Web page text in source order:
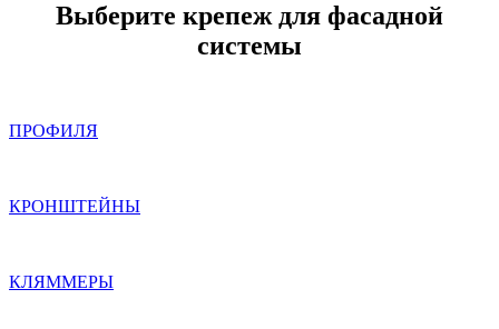
Выберите крепеж для фасадной
системы
ПРОФИЛЯ
КРОНШТЕЙНЫ
КЛЯММЕРЫ